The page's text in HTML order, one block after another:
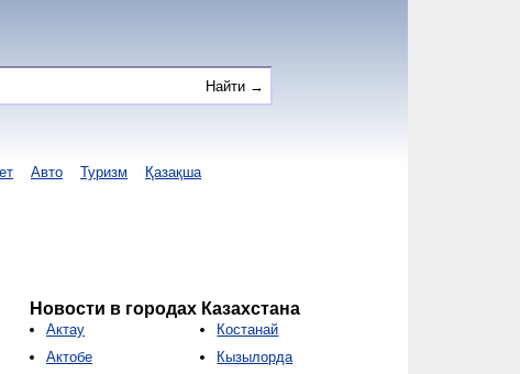
Авто Туризм Қазақша
Новости в городах Казахстана
Актау
Актобе
Костанай
Кызылорда